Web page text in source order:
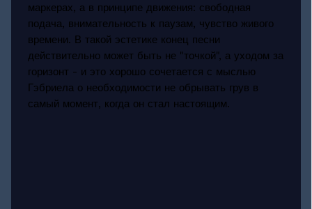
маркерах, а в принципе движения: свободная
подача, внимательность к паузам, чувство живого
времени. В такой эстетике конец песни
действительно может быть не "точкой", а уходом за
горизонт - и это хорошо сочетается с мыслью
Гэбриела о необходимости не обрывать грув в
самый момент, когда он стал настоящим.